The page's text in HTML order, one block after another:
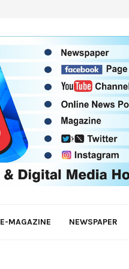
E-MAGAZINE NEWSPAPER